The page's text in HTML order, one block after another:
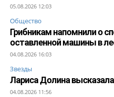
05.08.2026 12:03
Общество
Грибникам напомнили о
оставленной машины в
04.08.2026 16:03
Звезды
Лариса Долина
04.08.2026 11:56